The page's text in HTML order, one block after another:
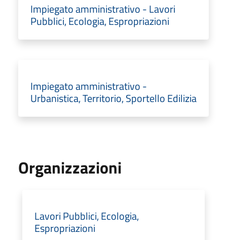
Impiegato amministrativo - Lavori
Pubblici, Ecologia, Espropriazioni
Impiegato amministrativo -
Urbanistica, Territorio, Sportello Edilizia
Organizzazioni
Lavori Pubblici, Ecologia,
Espropriazioni